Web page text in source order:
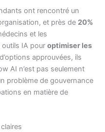
ont rencontré un
et près de 20%
et les
outils IA pouroptimiser les
approuvées, ils
AI n’est pas seulement
problème de gouvernance
en matière de